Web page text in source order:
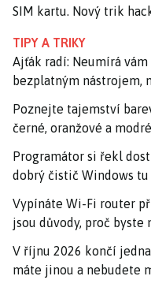
SIM kartu. Nový trik
TIPY A TRIKY
Ajťák radí: Neumírá
bezplatným nástrojem,
Poznejte tajemství
černé, oranžové a
Programátor si řekl
dobrý čistič Windows
Vypínáte Wi-Fi router
jsou důvody, proč byste
V říjnu 2026 končí
máte jinou a nebudete